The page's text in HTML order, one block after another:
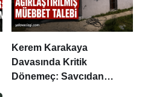
Kerem Karakaya
Davasında Kritik
Dönemeç: Savcıdan